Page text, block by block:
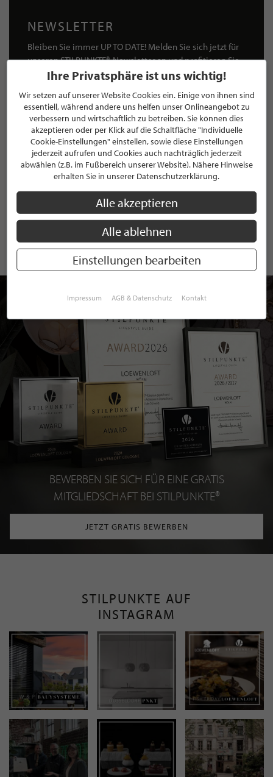
NEWSLETTER
Bleiben Sie immer UP TO DATE! Melden Sie sich jetzt für
unseren STILPUNKTE®-Newsletter an und profitieren Sie
von exklusivenNeuigkeiten, TrendsundAngeboten
unserenDatenschutzbestimmungenzu. Eine Abmeldung
ist jederzeit möglich.
Mit der Anmeldung an unserem Newsletter stimmen Sie unseren
Datenschutzbestimmungenzu. EineAbmeldungist jederzeit möglich.
BEWERBEN SIE SICH FÜR EINE GRATIS
MITGLIEDSCHAFT BEI STILPUNKTE®
JETZT GRATIS BEWERBEN
STILPUNKTE AUF
INSTAGRAM
Ihre Privatsphäre ist uns wichtig!
Wir setzen auf unserer Website Cookies ein. Einige von ihnen sind
essentiell, während andere uns helfen unser Onlineangebot zu
verbessern und wirtschaftlich zu betreiben. Sie können dies
akzeptieren oder per Klick auf die Schaltfläche "Individuelle
Cookie-Einstellungen" einstellen, sowie diese Einstellungen
jederzeit aufrufen und Cookies auch nachträglich jederzeit
abwählen (z.B. im Fußbereich unserer Website). Nähere Hinweise
erhalten Sie in unserer Datenschutzerklärung.
Alle akzeptieren
Alle ablehnen
Einstellungen bearbeiten
Impressum AGB & Datenschutz Kontakt